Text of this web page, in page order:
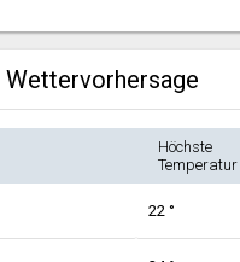
Höchste
Temperatur
22 °